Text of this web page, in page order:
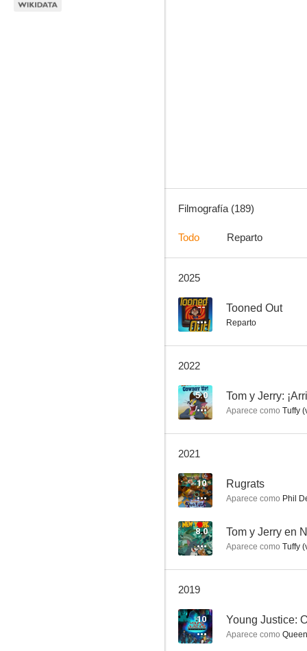
8.3
8.2
Filmografía (189)
Todo Reparto
2025
-- Tooned Out
Reparto
2022
5.0 Tom y Jerry:
Aparece como Tuffy
2021
10 Rugrats
Aparece como Phil
8.0 Tom y Jerry en
Aparece como Tuffy
2019
10 Young Justice:
Aparece como Queen